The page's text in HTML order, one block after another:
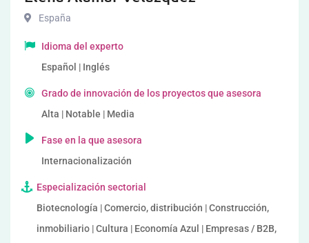
España
Idioma del experto
Español | Inglés
Grado de innovación de los proyectos que asesora
Alta | Notable | Media
Fase en la que asesora
Internacionalización
Especialización sectorial
Biotecnología | Comercio, distribución | Construcción,
inmobiliario | Cultura | Economía Azul | Empresas / B2B,